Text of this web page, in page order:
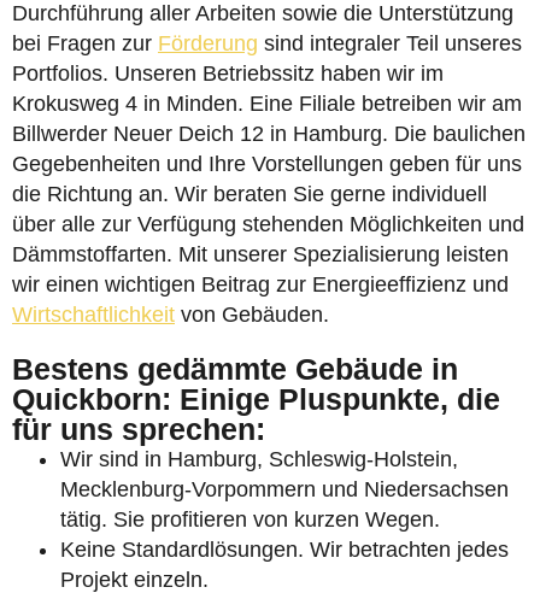
Durchführung aller Arbeiten sowie die Unterstützung
bei Fragen zur Förderung sind integraler Teil unseres
Portfolios. Unseren Betriebssitz haben wir im
Krokusweg 4 in Minden. Eine Filiale betreiben wir am
Billwerder Neuer Deich 12 in Hamburg. Die baulichen
Gegebenheiten und Ihre Vorstellungen geben für uns
die Richtung an. Wir beraten Sie gerne individuell
über alle zur Verfügung stehenden Möglichkeiten und
Dämmstoffarten. Mit unserer Spezialisierung leisten
wir einen wichtigen Beitrag zur Energieeffizienz und
Wirtschaftlichkeit von Gebäuden.
Bestens gedämmte Gebäude in
Quickborn: Einige Pluspunkte, die
für uns sprechen:
Wir sind in Hamburg, Schleswig-Holstein,
Mecklenburg-Vorpommern und Niedersachsen
tätig. Sie profitieren von kurzen Wegen.
Keine Standardlösungen. Wir betrachten jedes
Projekt einzeln.